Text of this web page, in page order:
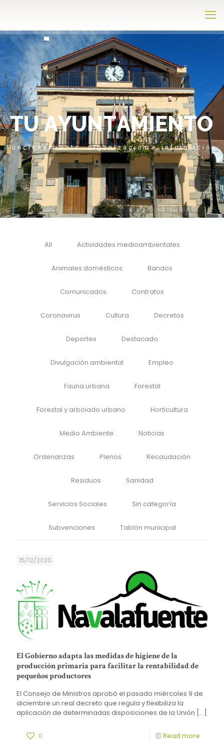
TU AYUNTAMIENTO
Funcionamiento, organización e información
All Actividades medioambientales
Animales domésticos Bandos
Comunicados Contratos
Coronavirus Cultura Decretos
Deportes Destacado
Divulgación ambiental Empleo
Fauna urbana Forestal
Forestal y arbolado urbano Horticultura
Medio Ambiente Noticias
Ordenanzas Plenos Recaudación
Residuos Sanidad
Servicios Sociales Sin categoría
Subvenciones Tablón municipal
15/12/2020
El Gobierno adapta las medidas de higiene de la
producción primaria para facilitar la rentabilidad de
pequeños productores
El Consejo de Ministros aprobó el pasado miércoles 9 de
diciembre un real decreto que regula y flexibiliza la
aplicación de determinadas disposiciones de la Unión […]
0 Read more